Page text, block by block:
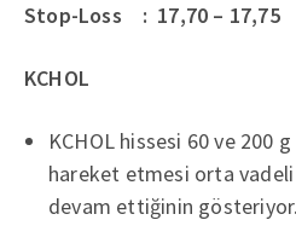
Stop-Loss : 17,70 – 17,75
KCHOL
KCHOL hissesi 60 ve 200
hareket etmesi orta
devam ettiğinin gösteriyor.